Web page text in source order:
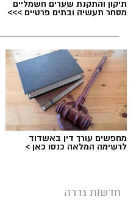
תיקון והתקנת שערים חשמליים
מסחר תעשיה ובתים פרטיים >>>
מחפשים עורך דין באשדוד
לרשימה המלאה כנסו כאן >
חדשות גדרה